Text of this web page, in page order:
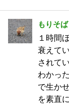
もりそば
１時間
衰えて
されて
わかっ
で生か
を素直